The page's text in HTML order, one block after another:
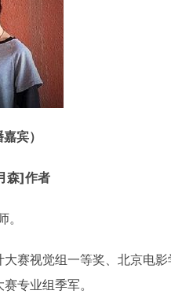
宾）
森]作者
赛视觉组一等奖、北京电
专业组季军。